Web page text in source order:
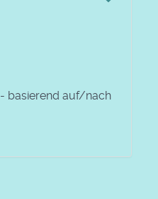
- basierend auf/nach